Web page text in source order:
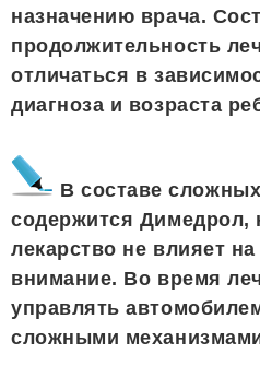
назначению врача.
продолжительность
отличаться в
диагноза и возраста
В составе
содержится Димедрол,
лекарство не влияет
внимание. Во время
управлять
сложными